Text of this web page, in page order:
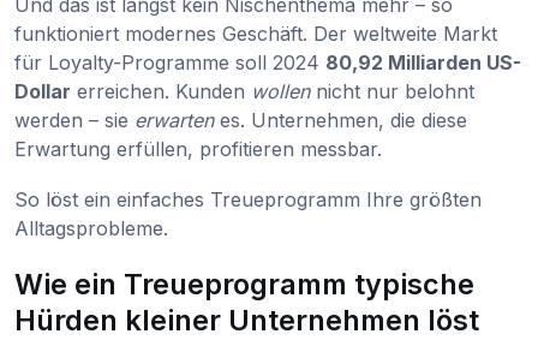
Und das ist längst kein Nischenthema mehr – so
funktioniert modernes Geschäft. Der weltweite Markt
für Loyalty-Programme soll 2024 80,92 Milliarden US-
Dollar erreichen. Kunden wollennicht nur belohnt
werden – sie erwartenes. Unternehmen, die diese
Erwartung erfüllen, profitieren messbar.
So löst ein einfaches Treueprogramm Ihre größten
Alltagsprobleme.
Wie ein Treueprogramm typische
Hürden kleiner Unternehmen löst